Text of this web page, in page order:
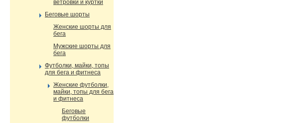
ветровки и куртки
Беговые шорты
Женские шорты для
бега
Мужские шорты для
бега
Футболки, майки, топы
для бега и фитнеса
Женские футболки,
майки, топы для бега
и фитнеса
Беговые
футболки